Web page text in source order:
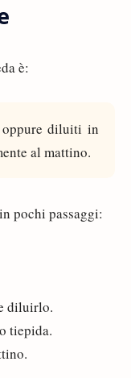
è:
diluiti in
al mattino.
pochi passaggi:
diluirlo.
tiepida.